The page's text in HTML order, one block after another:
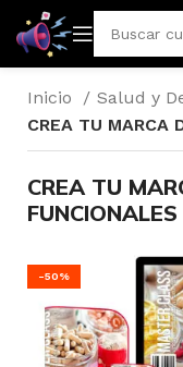
Inicio
Salud y
CREA TU MARCA
CREA TU
FUNCIONALES
-50%